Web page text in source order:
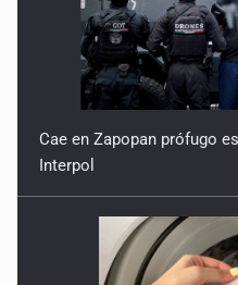
Cae en Zapopan prófugo
Interpol